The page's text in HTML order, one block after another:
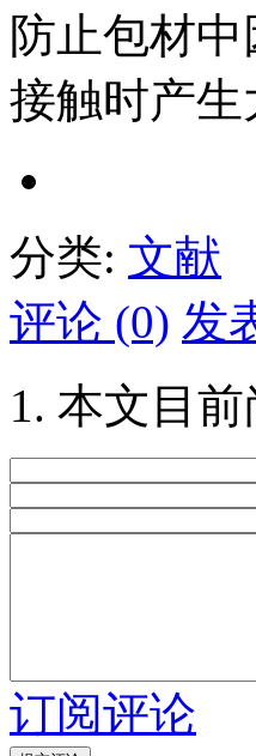
防止包材
接触时产
分类: 文献
评论 (0) 发
本文目
订阅评论